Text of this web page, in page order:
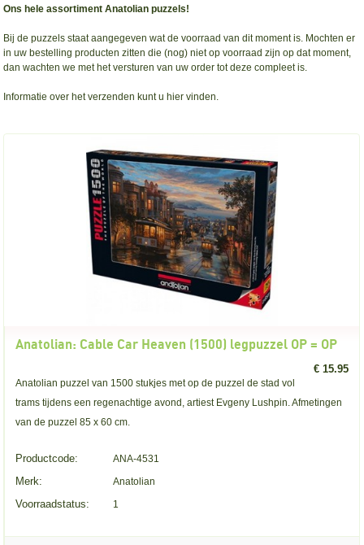
Ons hele assortiment Anatolian puzzels!
Bij de puzzels staat aangegeven wat de voorraad van dit moment is. Mochten er
in uw bestelling producten zitten die (nog) niet op voorraad zijn op dat moment,
dan wachten we met het versturen van uw order tot deze compleet is.
Informatie over het verzenden kunt u hier vinden.
Anatolian: Cable Car Heaven (1500) legpuzzel OP = OP
€ 15.95
Anatolian puzzel van 1500 stukjes met op de puzzel de stad vol
trams tijdens een regenachtige avond, artiest Evgeny Lushpin. Afmetingen
van de puzzel 85 x 60 cm.
Productcode: ANA-4531
Merk: Anatolian
Voorraadstatus: 1